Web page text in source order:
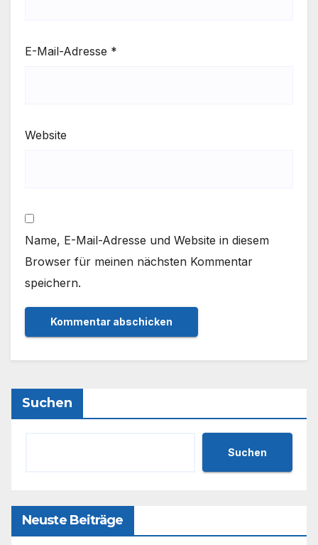
E-Mail-Adresse *
Website
Name, E-Mail-Adresse und Website in diesem
Browser für meinen nächsten Kommentar
speichern.
Suchen
Suchen
Neuste Beiträge